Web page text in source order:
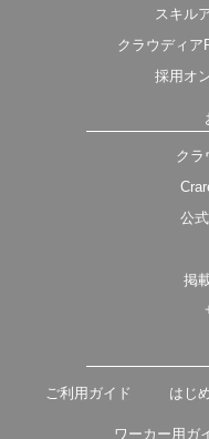
スキル
クラウディア
採用オ
クラ
公
掲
ご利用ガイド はじ
ワーカー用ガ